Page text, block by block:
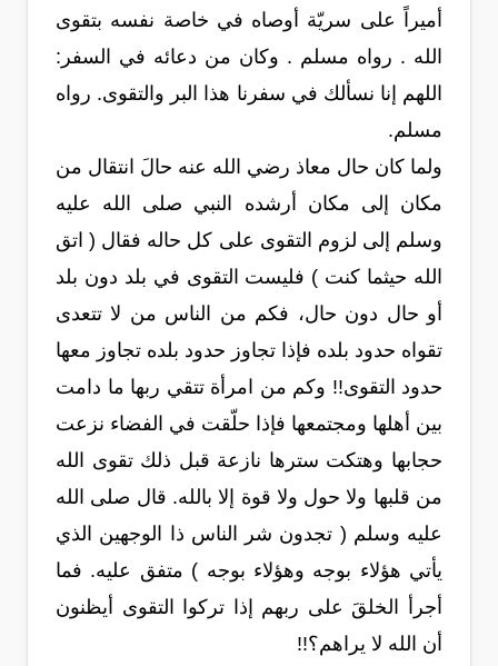
أميراً على سريّة أوصاه في خاصة نفسه بتقوى
الله . رواه مسلم . وكان من دعائه في السفر:
اللهم إنا نسألك في سفرنا هذا البر والتقوى. رواه
مسلم.
ولما كان حال معاذ رضي الله عنه حالَ انتقال من
مكان إلى مكان أرشده النبي صلى الله عليه
وسلم إلى لزوم التقوى على كل حاله فقال ( اتق
الله حيثما كنت ) فليست التقوى في بلد دون بلد
أو حال دون حال، فكم من الناس من لا تتعدى
تقواه حدود بلده فإذا تجاوز حدود بلده تجاوز معها
حدود التقوى!! وكم من امرأة تتقي ربها ما دامت
بين أهلها ومجتمعها فإذا حلّقت في الفضاء نزعت
حجابها وهتكت سترها نازعة قبل ذلك تقوى الله
من قلبها ولا حول ولا قوة إلا بالله. قال صلى الله
عليه وسلم ( تجدون شر الناس ذا الوجهين الذي
يأتي هؤلاء بوجه وهؤلاء بوجه ) متفق عليه. فما
أجرأ الخلقَ على ربهم إذا تركوا التقوى أيظنون
أن الله لا يراهم؟!!